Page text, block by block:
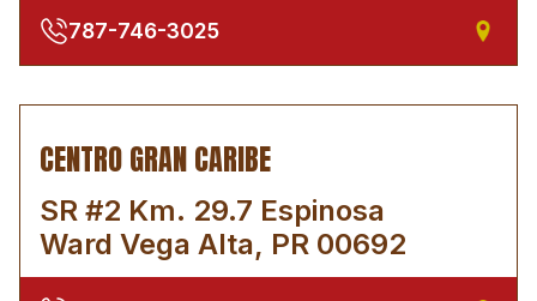
787-746-3025
CENTRO GRAN CARIBE
SR #2 Km. 29.7 Espinosa
Ward Vega Alta, PR 00692